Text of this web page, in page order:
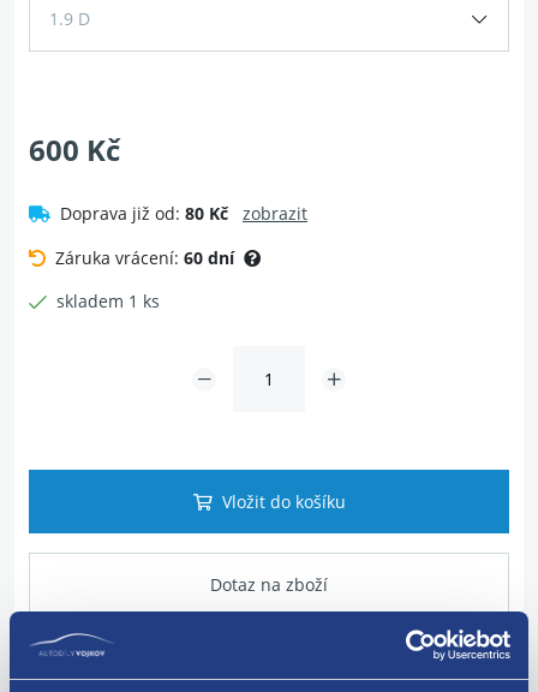
1.9 D
600 Kč
Doprava již od: 80 Kč
zobrazit
Záruka vrácení: 60 dní
skladem 1 ks
Vložit do košíku
Dotaz na zboží
Popis produktu